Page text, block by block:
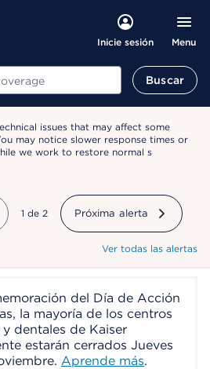
Inicie sesión Menu
Buscar
issues that may affect some
may notice slower response times or
we work to restore normal s
mostrando
1 de 2 Próxima alerta
Ver todas las alertas
del Día de Acción
la mayoría de los centros
dentales de Kaiser
estarán cerrados Jueves
Aprende más.